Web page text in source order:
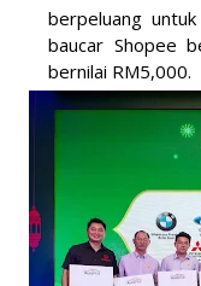
berpeluang
baucar Shopee
bernilai RM5,000.